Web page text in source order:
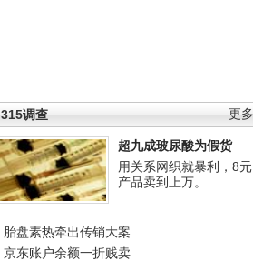
更多
315调查
超九成玻尿酸为假货
用关系网织就暴利，8元
产品卖到上万。
胎盘素热牵出传销大案
京东账户余额一折贱卖